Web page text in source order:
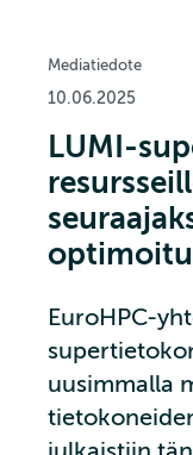
Mediatiedote
10.06.2025
LUMI-
EuroHPC-
uusimmalla